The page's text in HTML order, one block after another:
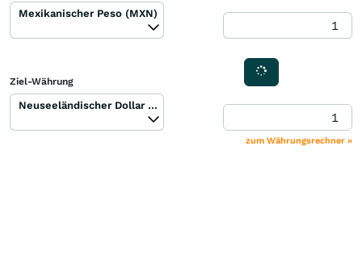
Mexikanischer Peso (MXN)
Ziel-Währung
Neuseeländischer Dollar (NZD)
zum Währungsrechner »